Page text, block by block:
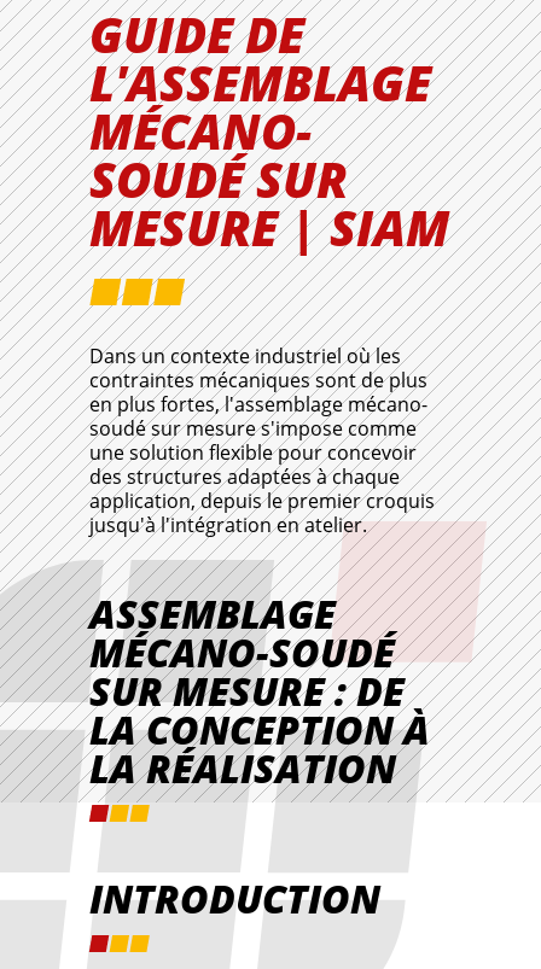
GUIDE DE
L'ASSEMBLAGE
MÉCANO-
SOUDÉ SUR
MESURE | SIAM
Dans un contexte industriel où les
contraintes mécaniques sont de plus
en plus fortes, l'assemblage mécano-
soudé sur mesure s'impose comme
une solution flexible pour concevoir
des structures adaptées à chaque
application, depuis le premier croquis
jusqu'à l'intégration en atelier.
ASSEMBLAGE
MÉCANO-SOUDÉ
SUR MESURE : DE
LA CONCEPTION À
LA RÉALISATION
INTRODUCTION